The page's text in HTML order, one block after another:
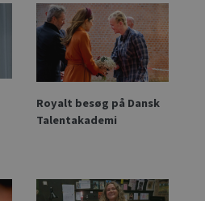
Royalt besøg på Dansk
Talentakademi